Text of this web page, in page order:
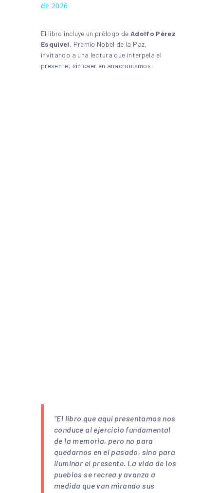
de 2026
El libro incluye un prólogo de Adolfo Pérez
Esquivel, Premio Nobel de la Paz,
invitando a una lectura que interpela el
presente, sin caer en anacronismos:
“El libro que aquí presentamos nos
conduce al ejercicio fundamental
de la memoria, pero no para
quedarnos en el pasado, sino para
iluminar el presente. La vida de los
pueblos se recrea y avanza a
medida que van mirando sus